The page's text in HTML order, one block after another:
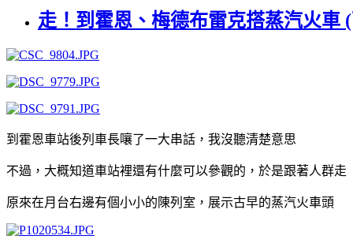
走！到霍恩、梅德布雷克搭蒸汽火車
到霍恩車站後列車長嚷了一大串話，我沒聽清楚意思
不過，大概知道車站裡還有什麼可以參觀的，於是跟著人群走
原來在月台右邊有個小小的陳列室，展示古早的蒸汽火車頭